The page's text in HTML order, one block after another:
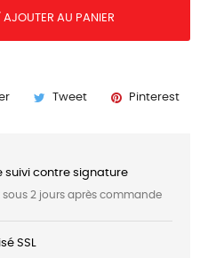
AJOUTER AU PANIER
Tweet Pinterest
suivi contre signature
sous 2 jours après commande
SSL